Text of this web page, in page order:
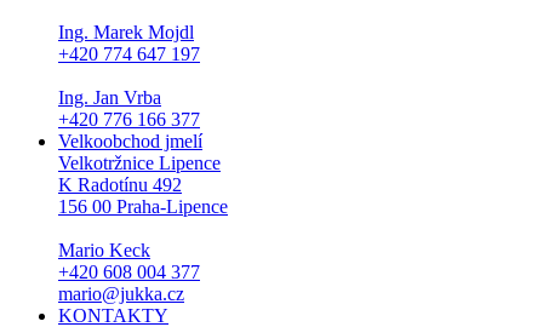
Ing. Marek Mojdl
+420 774 647 197
Ing. Jan Vrba
+420 776 166 377
Velkoobchod jmelí
Velkotržnice Lipence
K Radotínu 492
156 00 Praha-Lipence
Mario Keck
+420 608 004 377
mario@jukka.cz
KONTAKTY